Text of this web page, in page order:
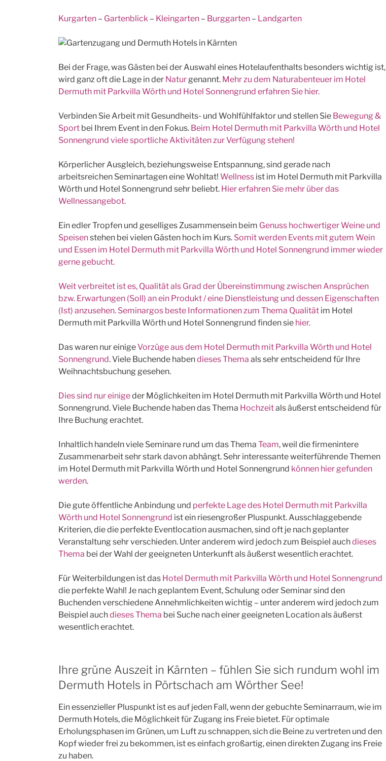
Kurgarten – Gartenblick – Kleingarten – Burggarten – Landgarten
Bei der Frage, was Gästen bei der Auswahl eines Hotelaufenthalts besonders wichtig ist,
wird ganz oft die Lage in der Naturgenannt. Mehr zu dem Naturabenteuer im Hotel
Dermuth mit Parkvilla Wörth und Hotel Sonnengrund erfahren Sie hier.
Verbinden Sie Arbeit mit Gesundheits- und Wohlfühlfaktor und stellen Sie Bewegung &
Sport bei Ihrem Event in den Fokus. Beim Hotel Dermuth mit Parkvilla Wörth und Hotel
Sonnengrund viele sportliche Aktivitäten zur Verfügung stehen!
Körperlicher Ausgleich, beziehungsweise Entspannung, sind gerade nach
arbeitsreichen Seminartagen eine Wohltat!Wellness ist im Hotel Dermuth mit Parkvilla
Wörth und Hotel Sonnengrund sehr beliebt. Hier erfahren Sie mehr über das
Wellnessangebot.
Ein edler Tropfen und geselliges Zusammensein beim Genuss hochwertiger Weine und
Speisenstehen bei vielen Gästen hoch im Kurs. Somit werden Events mit gutem Wein
und Essen im Hotel Dermuth mit Parkvilla Wörth und Hotel Sonnengrund immer wieder
gerne gebucht.
Weit verbreitet ist es, Qualität als Grad der Übereinstimmung zwischen Ansprüchen
bzw. Erwartungen (Soll) an ein Produkt / eine Dienstleistung und dessen Eigenschaften
(Ist) anzusehen. Seminargos beste Informationen zum Thema Qualität im Hotel
Dermuth mit Parkvilla Wörth und Hotel Sonnengrund finden sie hier.
Das waren nur einigeVorzüge aus dem Hotel Dermuth mit Parkvilla Wörth und Hotel
Sonnengrund. Viele Buchende habendieses Thema als sehr entscheidend für Ihre
Weihnachtsbuchung gesehen.
Dies sind nur einigeder Möglichkeiten im Hotel Dermuth mit Parkvilla Wörth und Hotel
Sonnengrund. Viele Buchende haben das Thema Hochzeitals äußerst entscheidend für
Ihre Buchung erachtet.
Inhaltlich handeln viele Seminare rund um das ThemaTeam, weil die firmenintere
Zusammenarbeit sehr stark davon abhängt. Sehr interessante weiterführende Themen
im Hotel Dermuth mit Parkvilla Wörth und Hotel Sonnengrund können hier gefunden
werden.
Die gute öffentliche Anbindung und perfekte Lage des Hotel Dermuth mit Parkvilla
Wörth und Hotel Sonnengrund ist ein riesengroßer Pluspunkt. Ausschlaggebende
Kriterien, die die perfekte Eventlocation ausmachen, sind oft je nach geplanter
Veranstaltung sehr verschieden. Unter anderem wird jedoch zum Beispiel auchdieses
Thema bei der Wahl der geeigneten Unterkunft als äußerst wesentlich erachtet.
Für Weiterbildungen ist das Hotel Dermuth mit Parkvilla Wörth und Hotel Sonnengrund
die perfekte Wahl! Je nach geplantem Event, Schulung oder Seminar sind den
Buchenden verschiedene Annehmlichkeiten wichtig – unter anderem wird jedoch zum
Beispiel auchdieses Thema bei Suche nach einer geeigneten Location als äußerst
wesentlich erachtet.
Ihre grüne Auszeit in Kärnten – fühlen Sie sich rundum wohl im
Dermuth Hotels in Pörtschach am Wörther See!
Ein essenzieller Pluspunkt ist es auf jeden Fall, wenn der gebuchte Seminarraum, wie im
Dermuth Hotels, die Möglichkeit für Zugang ins Freie bietet. Für optimale
Erholungsphasen im Grünen, um Luft zu schnappen, sich die Beine zu vertreten und den
Kopf wieder frei zu bekommen, ist es einfach großartig, einen direkten Zugang ins Freie
zu haben.